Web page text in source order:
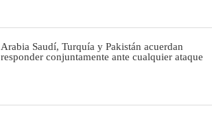
Arabia Saudí, Turquía y Pakistán acuerdan
responder conjuntamente ante cualquier ataque